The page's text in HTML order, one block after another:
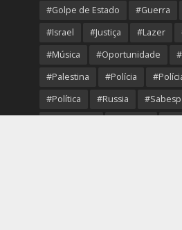
#Golpe de Estado
#Guerra
#Israel
#Justiça #Lazer
#Música
#Oportunidade
#Palestina
#Polícia
#Política
#Russia #Sabesp